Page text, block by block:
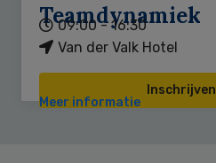
Teamdynamiek
09:00 - 16:30
Van der Valk Hotel
Inschrijven
Meer informatie